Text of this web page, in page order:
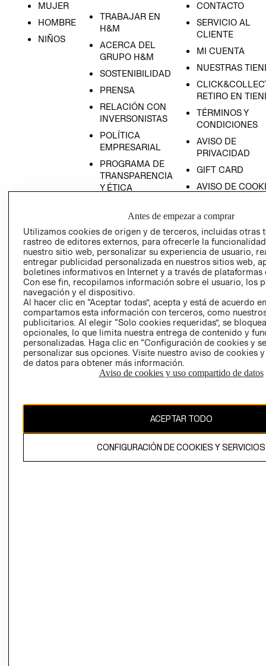
MUJER
HOMBRE
NIÑOS
TRABAJAR EN
H&M
ACERCA DEL
GRUPO H&M
SOSTENIBILIDAD
PRENSA
RELACIÓN CON
INVERSONISTAS
POLÍTICA
EMPRESARIAL
PROGRAMA DE
TRANSPARENCIA
Y ÉTICA
PROGRAMA DE
TRANSPARENCIA
Y ÉTICA (INGLÉS)
CONTACTO
SERVICIO AL
CLIENTE
MI CUENTA
NUESTRAS
RETIRO EN
TÉRMINOS Y
CONDICIONES
AVISO DE
PRIVACIDAD
GIFT CARD
AVISO DE
DE INDUSTRIA Y
COMERCIO - SIC
PETICIONES
QUEJAS Y
RECLAMOS
Colombia ($)
CAMBIAR REGIÓN
El contenido de esta página web está protegido por copyright y es
propiedad de H&M Hennes & Mauritz AB.
Antes de empezar a comprar
Utilizamos cookies de origen y de terceros, incluidas otras
rastreo de editores externos, para ofrecerle la
nuestro sitio web, personalizar su experiencia de usuario,
entregar publicidad personalizada en nuestros sitios web,
boletines informativos en Internet y a través de plataformas
Con ese fin, recopilamos información sobre el usuario, los
navegación y el dispositivo.
Al hacer clic en “Aceptar todas”, acepta y está de acuerdo
compartamos esta información con terceros, como
publicitarios. Al elegir “Solo cookies requeridas”, se
opcionales, lo que limita nuestra entrega de contenido y
personalizadas. Haga clic en “Configuración de cookies y
personalizar sus opciones. Visite nuestro aviso de cookies
de datos para obtener más información.
Aviso de cookies y uso compartido de datos
ACEPTAR TODO
CONFIGURACIÓN DE COOKIES Y SERVICIOS